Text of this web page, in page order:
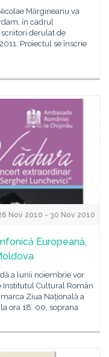
Mărgineanu va
în cadrul
derulat de
Proiectul se înscrie
Nov 2010 - 30 Nov 2010
Europeană,
a lunii noiembrie vor
Institutul Cultural Român
Ziua Naţională a
ora 18. 00, soprana